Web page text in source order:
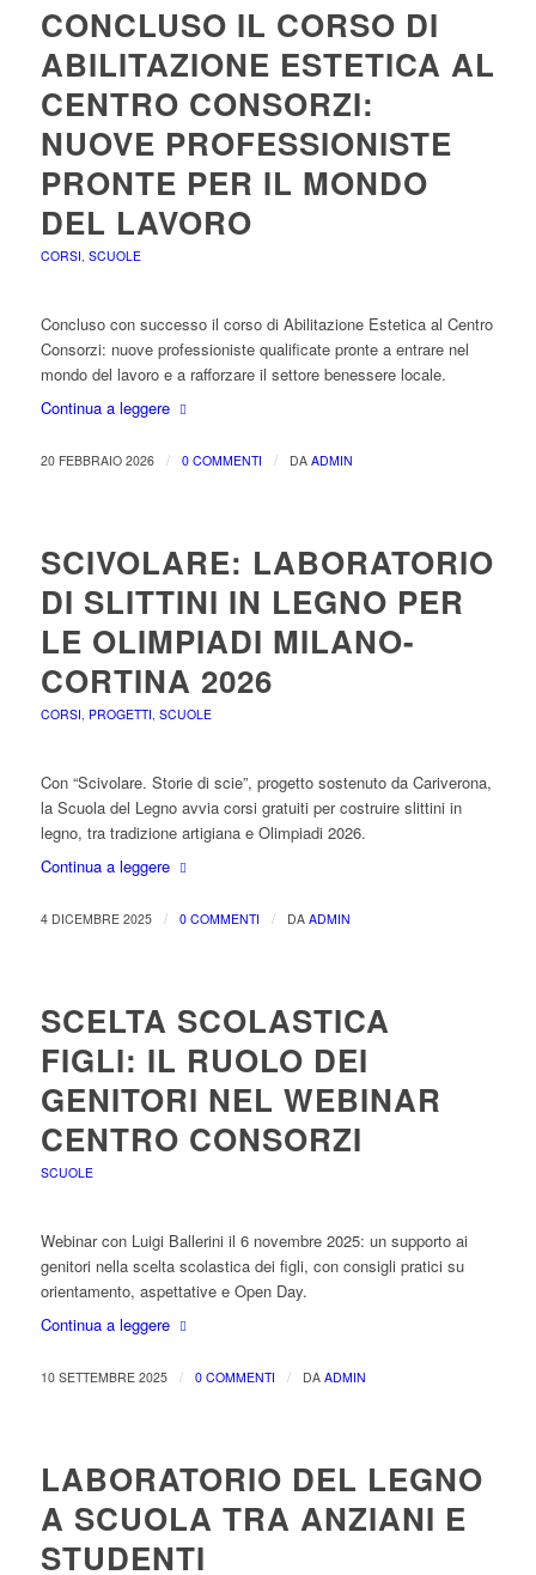
CONCLUSO IL CORSO DI
ABILITAZIONE ESTETICA AL
CENTRO CONSORZI:
NUOVE PROFESSIONISTE
PRONTE PER IL MONDO
DEL LAVORO
CORSI SCUOLE
Concluso con successo il corso di Abilitazione Estetica al Centro
Consorzi: nuove professioniste qualificate pronte a entrare nel
mondo del lavoro e a rafforzare il settore benessere locale.
Continua a leggere
20 FEBBRAIO 2026 / 0 COMMENTI / DA ADMIN
SCIVOLARE: LABORATORIO
DI SLITTINI IN LEGNO PER
LE OLIMPIADI MILANO-
CORTINA 2026
CORSI PROGETTI SCUOLE
Con “Scivolare. Storie di scie”, progetto sostenuto da Cariverona,
la Scuola del Legno avvia corsi gratuiti per costruire slittini in
legno, tra tradizione artigiana e Olimpiadi 2026.
Continua a leggere
4 DICEMBRE 2025 / 0 COMMENTI / DA ADMIN
SCELTA SCOLASTICA
FIGLI: IL RUOLO DEI
GENITORI NEL WEBINAR
CENTRO CONSORZI
SCUOLE
Webinar con Luigi Ballerini il 6 novembre 2025: un supporto ai
genitori nella scelta scolastica dei figli, con consigli pratici su
orientamento, aspettative e Open Day.
Continua a leggere
10 SETTEMBRE 2025 / 0 COMMENTI / DA ADMIN
LABORATORIO DEL LEGNO
A SCUOLA TRA ANZIANI E
STUDENTI